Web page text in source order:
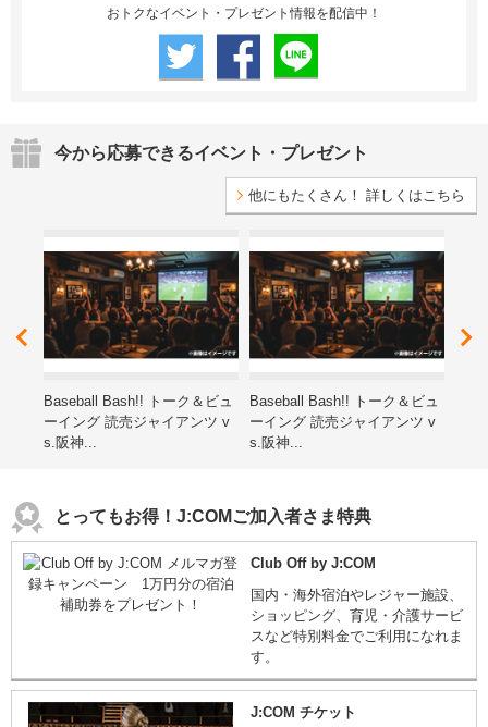
おトクなイベント・プレゼント情報を配信中！
今から応募できるイベント・プレゼント
他にもたくさん！ 詳しくはこちら
Baseball Bash!! トーク＆ビュ
ーイング 読売ジャイアンツ v
s.阪神...
Baseball Bash!! トーク＆ビュ
ーイング 読売ジャイアンツ v
s.阪神...
とってもお得！J:COMご加入者さま特典
Club Off by J:COM
国内・海外宿泊やレジャー施設、
ショッピング、育児・介護サービ
スなど特別料金でご利用になれま
す。
J:COM チケット